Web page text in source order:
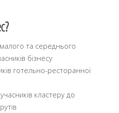
та середнього
бізнесу
готельно-ресторанної
кластеру до